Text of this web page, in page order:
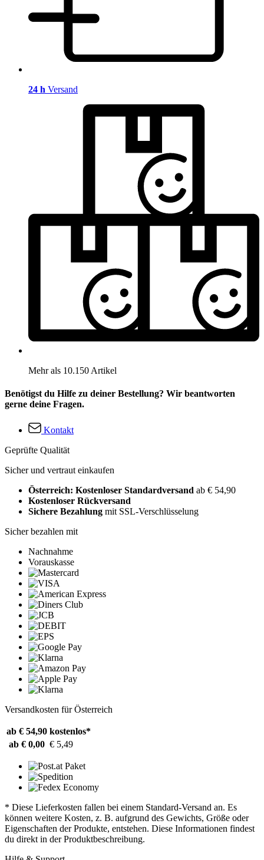
24 h Versand
Mehr als 10.150 Artikel
Benötigst du Hilfe zu deiner Bestellung? Wir beantworten
gerne deine Fragen.
Kontakt
Geprüfte Qualität
Sicher und vertraut einkaufen
Österreich: Kostenloser Standardversand ab € 54,90
Kostenloser Rückversand
Sichere Bezahlung mit SSL-Verschlüsselung
Sicher bezahlen mit
Nachnahme
Vorauskasse
Versandkosten für Österreich
ab € 54,90 kostenlos*
ab € 0,00 € 5,49
* Diese Lieferkosten fallen bei einem Standard-Versand an. Es
können weitere Kosten, z. B. aufgrund des Gewichts, Größe oder
Eigenschaften der Produkte, entstehen. Diese Informationen findest
du direkt in der Produktbeschreibung.